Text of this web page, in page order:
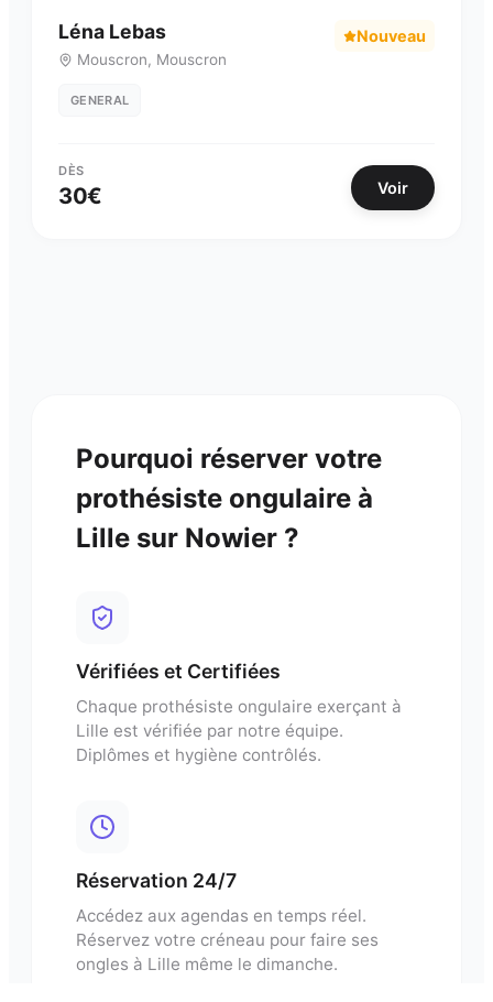
Léna Lebas
Mouscron, Mouscron
Nouveau
GENERAL
DÈS
30€ Voir
Pourquoi réserver votre
prothésiste ongulaire à
Lille sur Nowier ?
Vérifiées et Certifiées
Chaque prothésiste ongulaire exerçant à
Lille est vérifiée par notre équipe.
Diplômes et hygiène contrôlés.
Réservation 24/7
Accédez aux agendas en temps réel.
Réservez votre créneau pour faire ses
ongles à Lille même le dimanche.